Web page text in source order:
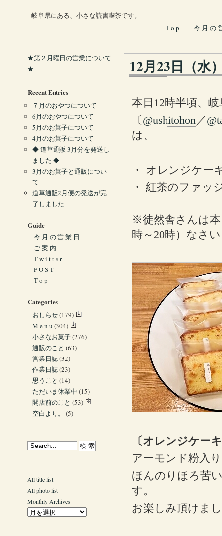
岐阜県にある、小さな読書喫茶です。
T o p
今 月 の
12月23日（水
本日12時半頃、
〔@ushitohon／
は、
・ オレンジケ
・ 紅茶のファ
※徒然舎さんは本
時～20時）なさ
〔オレンジケー
アーモンド粉入
ほんのりほろ苦
す。
お楽しみ頂けま
★第２月曜日の営業について
★
Recent Entries
７月のおやつについて
6月のおやつについて
5月のお菓子について
4月のお菓子について
◆ 道草通販 3月分を発送し
ました ◆
3月のお菓子と通販につい
て
道草通販2月便の発送が完
了しました
Guide
今 月 の 営 業 日
ご 案 内
T w i t t e r
P O S T
T o p
Categories
おしらせ(179)
M e n u (304)
小さなお菓子(276)
通販のこと (63)
営業日誌(32)
作業日誌(23)
思うこと (14)
ただいま休業中 (15)
開店前のこと (53)
空白より。
(5)
All title list
All photo list
Monthly Archives